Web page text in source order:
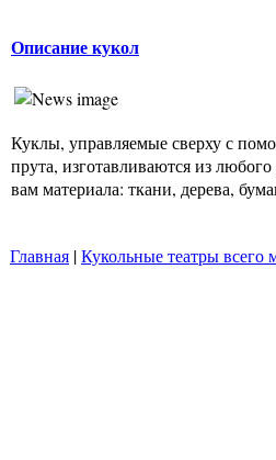
Описание кукол
Куклы, управляемые сверху с
прута, изготавливаются из
вам материала: ткани, дерева,
Главная |Кукольные театры всего